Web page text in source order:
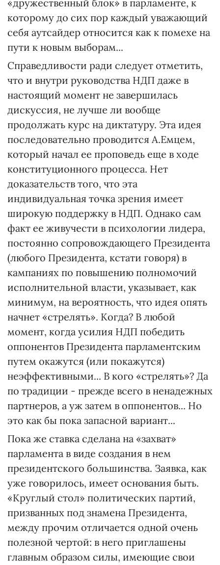
«дружественный блок» в парламенте, к
которому до сих пор каждый уважающий
себя аутсайдер относится как к помехе на
пути к новым выборам...
Справедливости ради следует отметить,
что и внутри руководства НДП даже в
настоящий момент не завершилась
дискуссия, не лучше ли вообще
продолжать курс на диктатуру. Эта идея
последовательно проводится А.Емцем,
который начал ее проповедь еще в ходе
конституционного процесса. Нет
доказательств того, что эта
индивидуальная точка зрения имеет
широкую поддержку в НДП. Однако сам
факт ее живучести в психологии лидера,
постоянно сопровождающего Президента
(любого Президента, кстати говоря) в
кампаниях по повышению полномочий
исполнительной власти, указывает, как
минимум, на вероятность, что идея опять
начнет «стрелять». Когда? В любой
момент, когда усилия НДП победить
оппонентов Президента парламентским
путем окажутся (или покажутся)
неэффективными... В кого «стрелять»? Да
по традиции - прежде всего в ненадежных
партнеров, а уж затем в оппонентов... Но
это как бы пока запасной вариант...
Пока же ставка сделана на «захват»
парламента в виде создания в нем
президентского большинства. Заявка, как
уже говорилось, имеет основания быть.
«Круглый стол» политических партий,
призванных под знамена Президента,
между прочим отличается одной очень
полезной чертой: в него приглашены
главным образом силы, имеющие свои